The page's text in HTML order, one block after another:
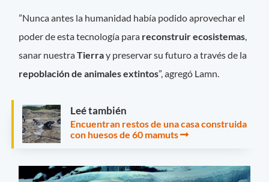
”Nunca antes la humanidad había podido aprovechar el
poder de esta tecnología para reconstruir ecosistemas,
sanar nuestraTierray preservar su futuro a través de la
repoblación de animales extintos”, agregó Lamn.
Leé también
Encuentran restos de una casa construida
con huesos de 60 mamuts